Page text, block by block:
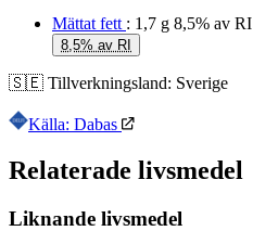
Mättat fett : 1,7 g 8,5% av RI
8,5% av RI
🇸🇪 Tillverkningsland: Sverige
Källa: Dabas
Relaterade livsmedel
Liknande livsmedel